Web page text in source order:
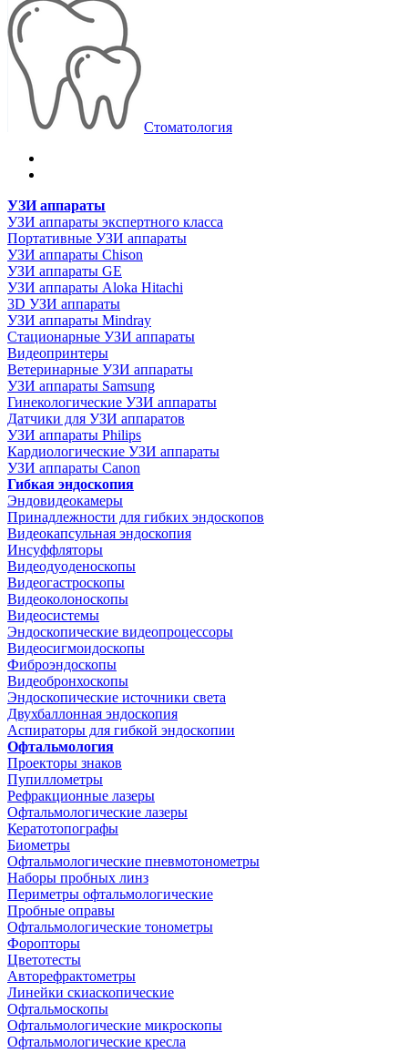
Стоматология
УЗИ аппараты
УЗИ аппараты экспертного класса
Портативные УЗИ аппараты
УЗИ аппараты Chison
УЗИ аппараты GE
УЗИ аппараты Aloka Hitachi
3D УЗИ аппараты
УЗИ аппараты Mindray
Стационарные УЗИ аппараты
Видеопринтеры
Ветеринарные УЗИ аппараты
УЗИ аппараты Samsung
Гинекологические УЗИ аппараты
Датчики для УЗИ аппаратов
УЗИ аппараты Philips
Кардиологические УЗИ аппараты
УЗИ аппараты Canon
Гибкая эндоскопия
Эндовидеокамеры
Принадлежности для гибких эндоскопов
Видеокапсульная эндоскопия
Инсуффляторы
Видеодуоденоскопы
Видеогастроскопы
Видеоколоноскопы
Видеосистемы
Эндоскопические видеопроцессоры
Видеосигмоидоскопы
Фиброэндоскопы
Видеобронхоскопы
Эндоскопические источники света
Двухбаллонная эндоскопия
Аспираторы для гибкой эндоскопии
Офтальмология
Проекторы знаков
Пупиллометры
Рефракционные лазеры
Офтальмологические лазеры
Кератотопографы
Биометры
Офтальмологические пневмотонометры
Наборы пробных линз
Периметры офтальмологические
Пробные оправы
Офтальмологические тонометры
Форопторы
Цветотесты
Авторефрактометры
Линейки скиаскопические
Офтальмоскопы
Офтальмологические микроскопы
Офтальмологические кресла